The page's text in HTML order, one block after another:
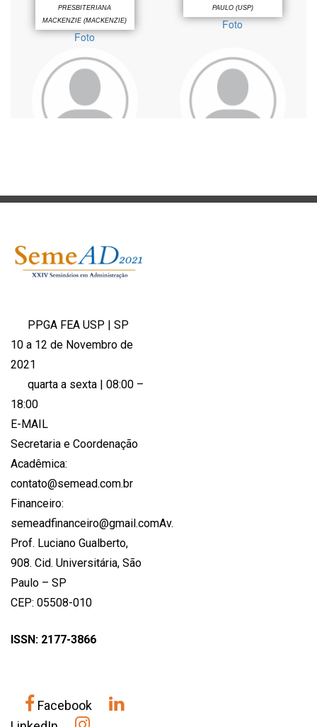
PPGA FEA USP | SP
10 a 12 de Novembro de
2021
quarta a sexta | 08:00 –
18:00
E-MAIL
Secretaria e Coordenação
Acadêmica:
contato@semead.com.br
Financeiro:
semeadfinanceiro@gmail.comAv.
Prof. Luciano Gualberto,
908. Cid. Universitária, São
Paulo – SP
CEP: 05508-010
ISSN: 2177-3866
Facebook